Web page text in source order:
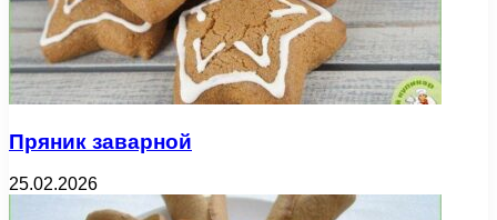
Пряник заварной
25.02.2026